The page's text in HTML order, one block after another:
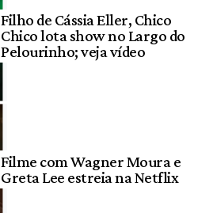
Filho de Cássia Eller, Chico
Chico lota show no Largo do
Pelourinho; veja vídeo
Filme com Wagner Moura e
Greta Lee estreia na Netflix